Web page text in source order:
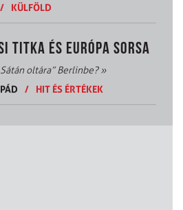
/ KÜLFÖLD
TITKA ÉS EURÓPA SORSA
oltára” Berlinbe?»
/ HIT ÉS ÉRTÉKEK